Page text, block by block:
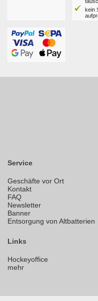
kein
Service
Geschäfte vor Ort
Kontakt
FAQ
Newsletter
Banner
Entsorgung von Altbatterien
Links
Hockeyoffice
mehr